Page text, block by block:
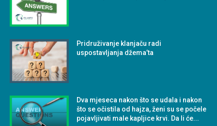
Pridruživanje klanjaču radi
uspostavljanja džema’ta
Dva mjeseca nakon što se udala i nakon
što se očistila od hajza, ženi su se počele
pojavljivati male kapljice krvi. Da li će...